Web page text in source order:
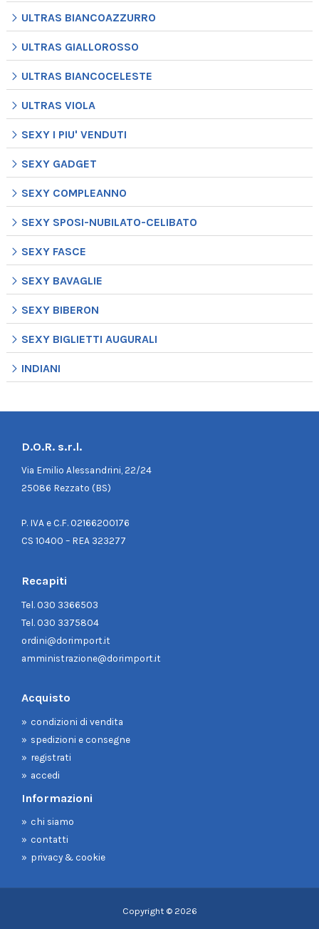
ULTRAS BIANCOAZZURRO
ULTRAS GIALLOROSSO
ULTRAS BIANCOCELESTE
ULTRAS VIOLA
SEXY I PIU' VENDUTI
SEXY GADGET
SEXY COMPLEANNO
SEXY SPOSI-NUBILATO-CELIBATO
SEXY FASCE
SEXY BAVAGLIE
SEXY BIBERON
SEXY BIGLIETTI AUGURALI
INDIANI
D.O.R. s.r.l.
Via Emilio Alessandrini, 22/24
25086 Rezzato (BS)
P. IVA e C.F. 02166200176
CS 10400 – REA 323277
Recapiti
Tel.030 3366503
Tel.030 3375804
ordini@dorimport.it
amministrazione@dorimport.it
Acquisto
condizioni di vendita
spedizioni e consegne
registrati
accedi
Informazioni
chi siamo
contatti
privacy & cookie
Copyright © 2026